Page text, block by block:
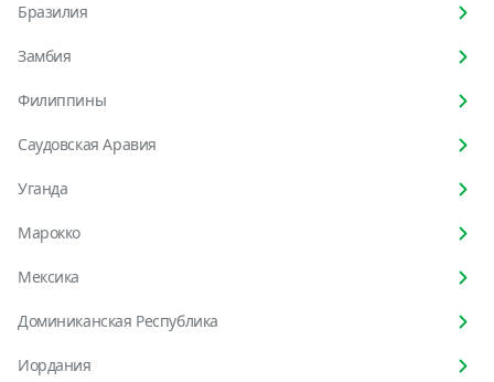
Бразилия
Замбия
Филиппины
Саудовская Аравия
Уганда
Марокко
Мексика
Доминиканская Республика
Иордания